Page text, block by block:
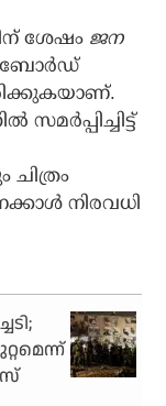
ശേഷം ജന
ബോര്‍ഡ്
സമര്‍പ്പിച്ചിട്ട്
ചിത്രം
നിരവധി